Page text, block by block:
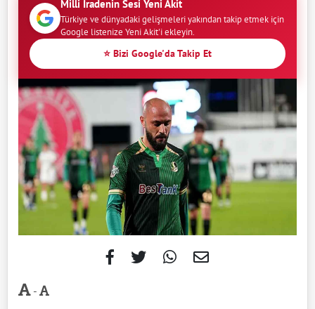
Milli İradenin Sesi Yeni Akit
Türkiye ve dünyadaki gelişmeleri yakından takip etmek için
Google listenize Yeni Akit'i ekleyin.
⭐ Bizi Google'da Takip Et
-